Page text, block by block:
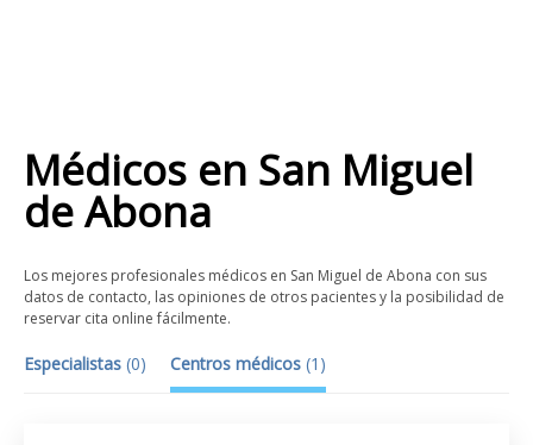
Médicos en San Miguel
de Abona
Los mejores profesionales médicos en San Miguel de Abona con sus
datos de contacto, las opiniones de otros pacientes y la posibilidad de
reservar cita online fácilmente.
Especialistas (0) Centros médicos (1 )